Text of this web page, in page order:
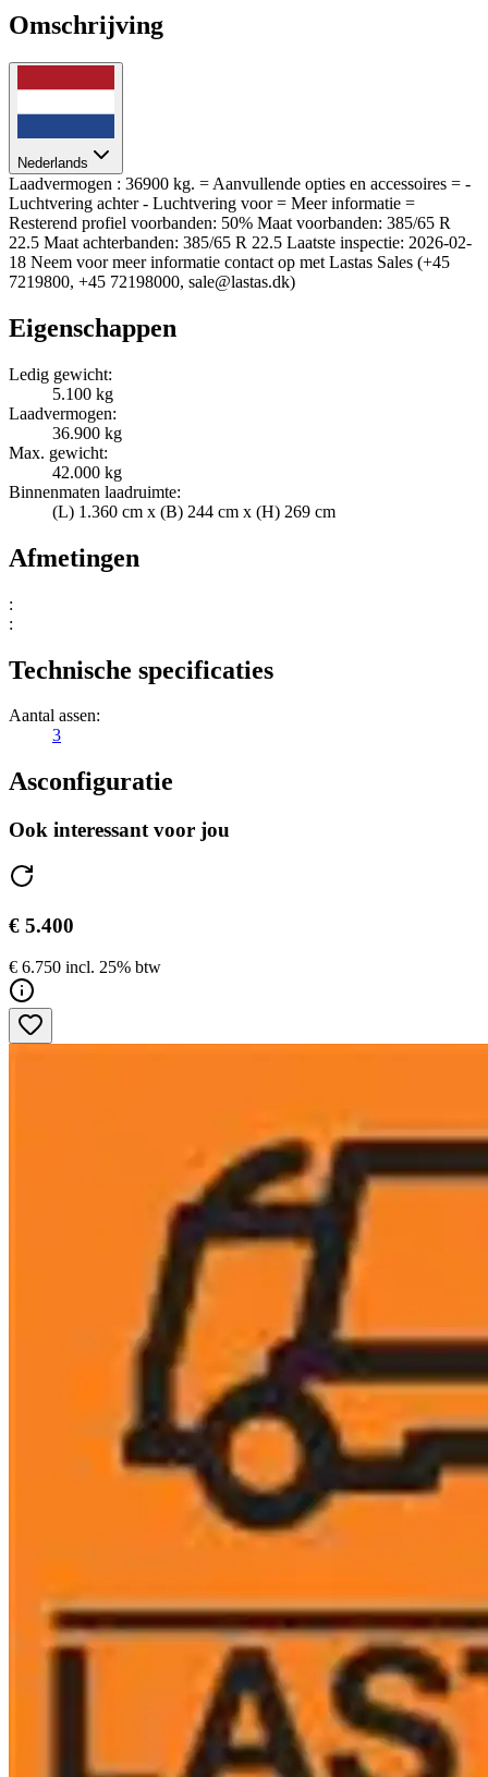
Omschrijving
Nederlands
Laadvermogen : 36900 kg. = Aanvullende opties en accessoires = -
Luchtvering achter - Luchtvering voor = Meer informatie =
Resterend profiel voorbanden: 50% Maat voorbanden: 385/65 R
22.5 Maat achterbanden: 385/65 R 22.5 Laatste inspectie: 2026-02-
18 Neem voor meer informatie contact op met Lastas Sales (+45
7219800, +45 72198000, sale@lastas.dk)
Eigenschappen
Ledig gewicht:
5.100 kg
Laadvermogen:
36.900 kg
Max. gewicht:
42.000 kg
Binnenmaten laadruimte:
(L) 1.360 cm x (B) 244 cm x (H) 269 cm
Afmetingen
:
:
Technische specificaties
Aantal assen:
3
Asconfiguratie
Ook interessant voor jou
€ 5.400
€ 6.750 incl. 25% btw